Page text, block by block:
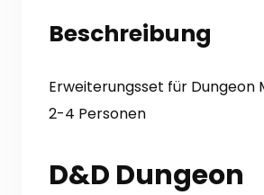
Beschreibung
Erweiterungsset für Dungeon
2-4 Personen
D&D Dungeon